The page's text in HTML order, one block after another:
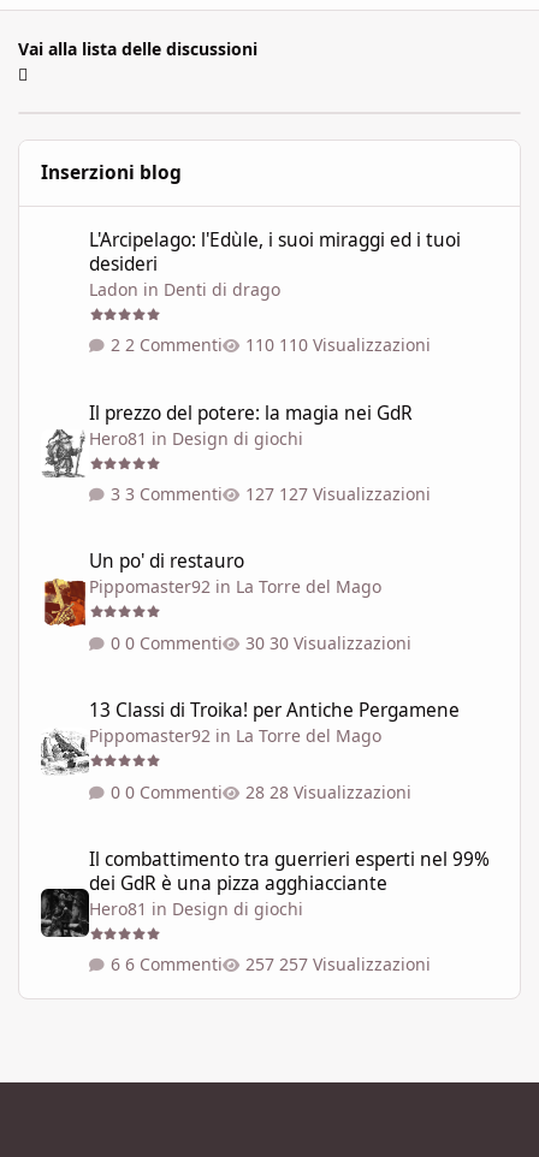
Vai alla lista delle discussioni
Inserzioni blog
L'Arcipelago: l'Edùle, i suoi miraggi ed i tuoi
desideri
Ladon in Denti di drago
2 Commenti 110 Visualizzazioni
Il prezzo del potere: la magia nei GdR
Hero81 in Design di giochi
3 Commenti 127 Visualizzazioni
Un po' di restauro
Pippomaster92 in La Torre del Mago
0 Commenti 30 Visualizzazioni
13 Classi di Troika! per Antiche Pergamene
Pippomaster92 in La Torre del Mago
0 Commenti 28 Visualizzazioni
Il combattimento tra guerrieri esperti nel 99%
dei GdR è una pizza agghiacciante
Hero81 in Design di giochi
6 Commenti 257 Visualizzazioni